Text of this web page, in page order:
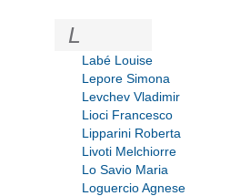
L
Labé Louise
Lepore Simona
Levchev Vladimir
Lioci Francesco
Lipparini Roberta
Livoti Melchiorre
Lo Savio Maria
Loguercio Agnese